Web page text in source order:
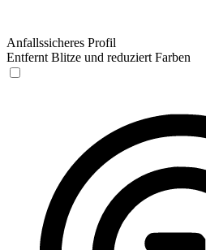
Anfallssicheres Profil
Entfernt Blitze und reduziert Farben